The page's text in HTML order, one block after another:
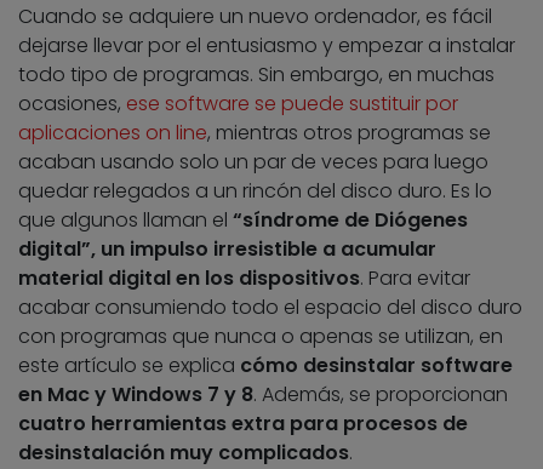
Cuando se adquiere un nuevo ordenador, es fácil
dejarse llevar por el entusiasmo y empezar a instalar
todo tipo de programas. Sin embargo, en muchas
ocasiones, ese software se puede sustituir por
aplicaciones on line, mientras otros programas se
acaban usando solo un par de veces para luego
quedar relegados a un rincón del disco duro. Es lo
que algunos llaman el “síndrome de Diógenes
digital”, un impulso irresistible a acumular
material digital en los dispositivos. Para evitar
acabar consumiendo todo el espacio del disco duro
con programas que nunca o apenas se utilizan, en
este artículo se explica cómo desinstalar software
en Mac y Windows 7 y 8. Además, se proporcionan
cuatro herramientas extra para procesos de
desinstalación muy complicados.